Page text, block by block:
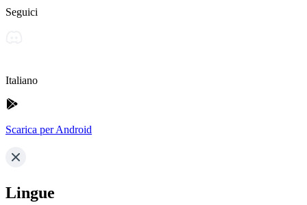
Seguici
Italiano
Scarica per Android
Lingue